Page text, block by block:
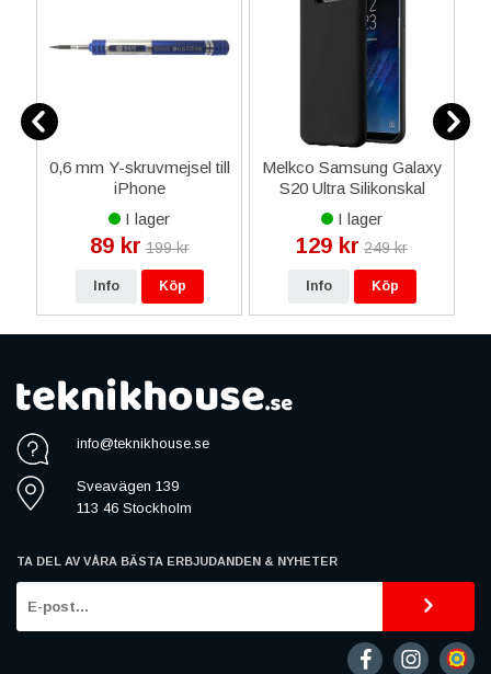
0,6 mm Y-skruvmejsel till
iPhone
7/8/X/11/12/13/14/15 -
Tri-Wing
I lager
89 kr 199 kr
Info Köp
Melkco Samsung Galaxy
S20 Ultra Silikonskal
Aqua - Svart
I lager
129 kr 249 kr
Info Köp
info@teknikhouse.se
Sveavägen 139
113 46 Stockholm
TA DEL AV VÅRA BÄSTA ERBJUDANDEN & NYHETER